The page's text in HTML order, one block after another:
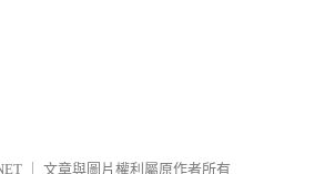
文章與圖片權利屬原作者所有